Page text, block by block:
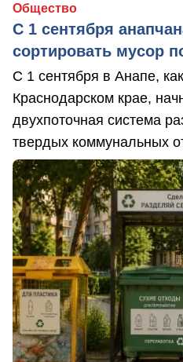
Общество
С 1 сентября
сортировать мусор
С 1 сентября в Анапе,
Краснодарском крае,
двухпоточная система
твердых коммунальных